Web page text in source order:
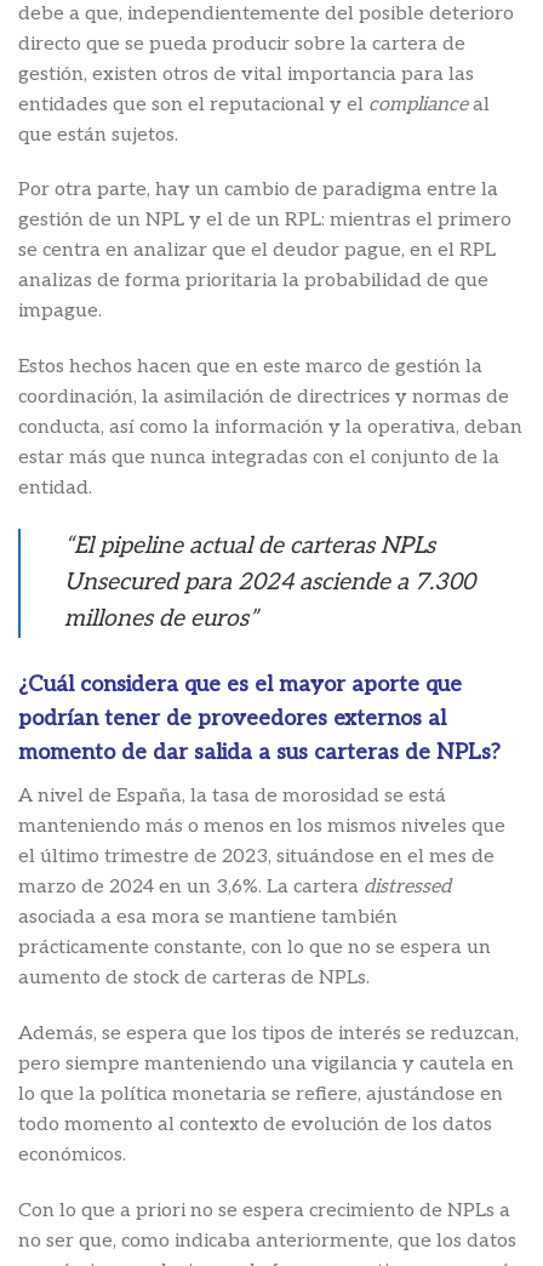
debe a que, independientemente del posible deterioro
directo que se pueda producir sobre la cartera de
gestión, existen otros de vital importancia para las
entidades que son el reputacional y el complianceal
que están sujetos.
Por otra parte, hay un cambio de paradigma entre la
gestión de un NPL y el de un RPL: mientras el primero
se centra en analizar que el deudor pague, en el RPL
analizas de forma prioritaria la probabilidad de que
impague.
Estos hechos hacen que en este marco de gestión la
coordinación, la asimilación de directrices y normas de
conducta, así como la información y la operativa, deban
estar más que nunca integradas con el conjunto de la
entidad.
“El pipeline actual de carteras NPLs
Unsecured para 2024 asciende a 7.300
millones de euros”
¿Cuál considera que es el mayor aporte que
podrían tener de proveedores externos al
momento de dar salida a sus carteras de NPLs?
A nivel de España, la tasa de morosidad se está
manteniendo más o menos en los mismos niveles que
el último trimestre de 2023, situándose en el mes de
marzo de 2024 en un 3,6%. La cartera distressed
asociada a esa mora se mantiene también
prácticamente constante, con lo que no se espera un
aumento de stock de carteras de NPLs.
Además, se espera que los tipos de interés se reduzcan,
pero siempre manteniendo una vigilancia y cautela en
lo que la política monetaria se refiere, ajustándose en
todo momento al contexto de evolución de los datos
económicos.
Con lo que a priori no se espera crecimiento de NPLs a
no ser que, como indicaba anteriormente, que los datos